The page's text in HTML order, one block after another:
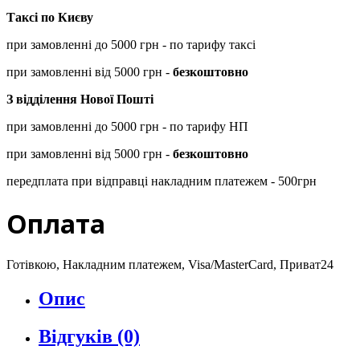
Таксі по Києву
при замовленні до 5000 грн - по тарифу таксі
при замовленні від 5000 грн - безкоштовно
З відділення Нової Пошті
при замовленні до 5000 грн - по тарифу НП
при замовленні від 5000 грн - безкоштовно
передплата при відправці накладним платежем - 500грн
Оплата
Готівкою, Накладним платежем, Visa/MasterCard, Приват24
Опис
Відгуків (0)